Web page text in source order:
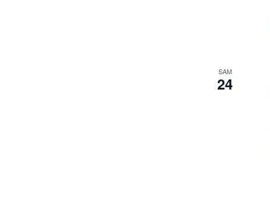
SAM
24